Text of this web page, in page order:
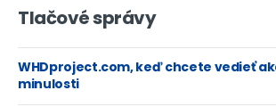
Tlačové správy
WHDproject.com, keď chcete vedieť
minulosti